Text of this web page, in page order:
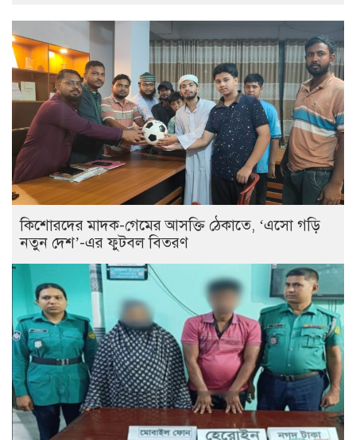
কিশোরদের মাদক-গেমের আসক্তি ঠেকাতে, ‘এসো গড়ি
নতুন দেশ’-এর ফুটবল বিতরণ